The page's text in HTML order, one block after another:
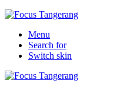
Menu
Search for
Switch skin